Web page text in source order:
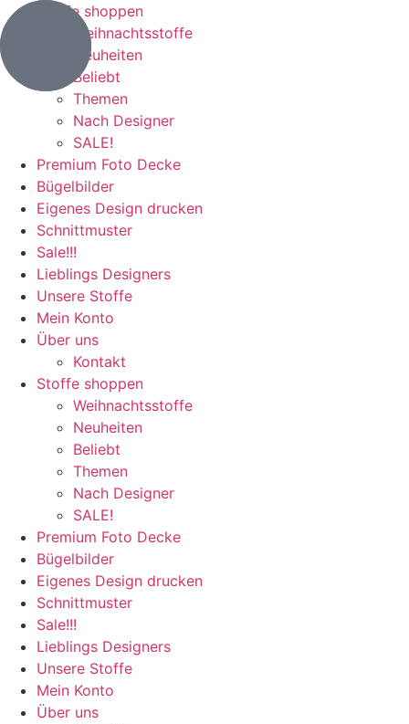
Stoffe shoppen
Weihnachtsstoffe
Neuheiten
Beliebt
Themen
Nach Designer
SALE!
Premium Foto Decke
Bügelbilder
Eigenes Design drucken
Schnittmuster
Sale!!!
Lieblings Designers
Unsere Stoffe
Mein Konto
Über uns
Kontakt
Stoffe shoppen
Weihnachtsstoffe
Neuheiten
Beliebt
Themen
Nach Designer
SALE!
Premium Foto Decke
Bügelbilder
Eigenes Design drucken
Schnittmuster
Sale!!!
Lieblings Designers
Unsere Stoffe
Mein Konto
Über uns